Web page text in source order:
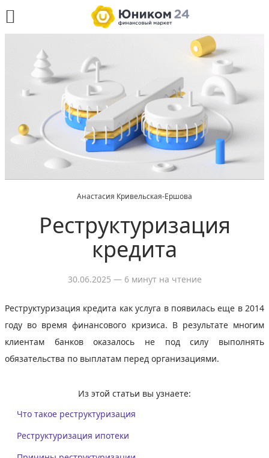
Анастасия Кривельская-Ершова
Реструктуризация
кредита
30.06.2025 — 6 минут на чтение
Реструктуризация кредита как услуга в появилась еще в 2014
году во время финансового кризиса. В результате многим
клиентам банков оказалось не под силу выполнять
обязательства по выплатам перед организациями.
Из этой статьи вы узнаете:
Что такое реструктуризация
Реструктуризация ипотеки